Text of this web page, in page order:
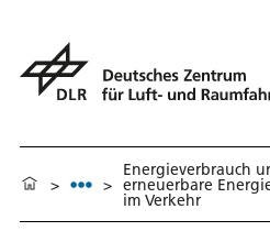
> >
Energieverbrauch
erneuerbare
im Verkehr